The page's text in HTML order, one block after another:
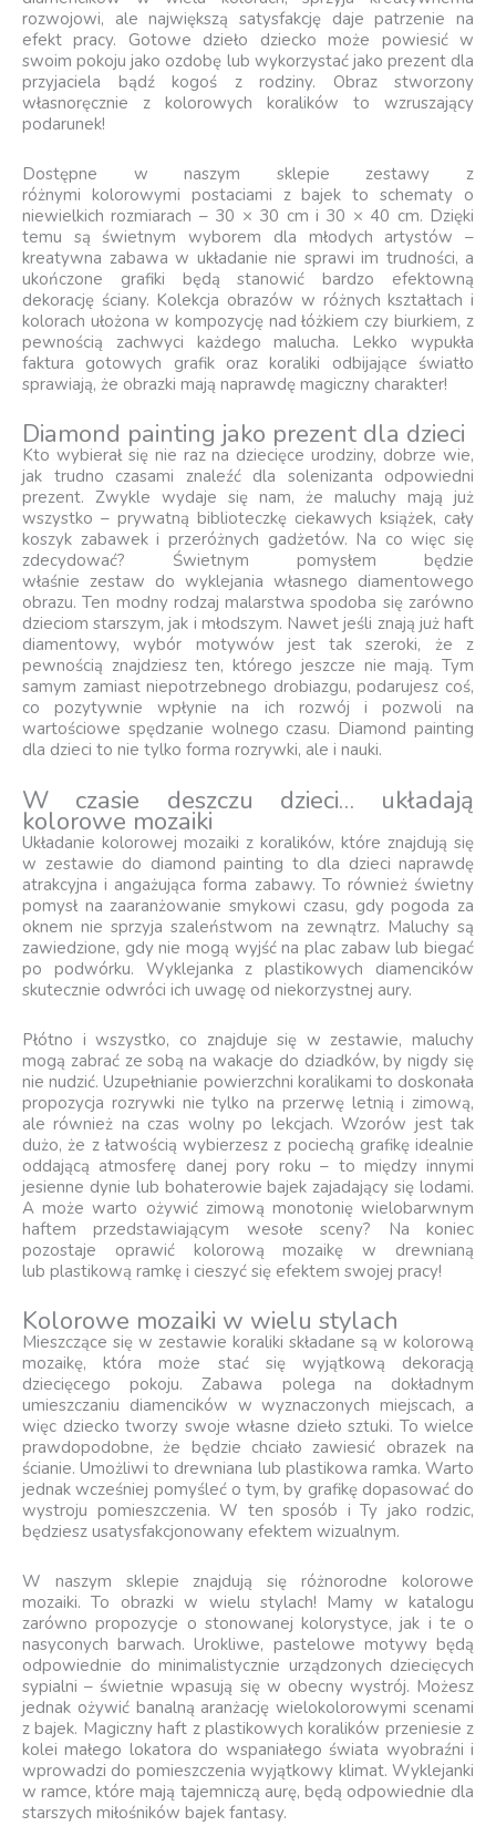
rozwojowi, ale największą satysfakcję daje patrzenie na
efekt pracy. Gotowe dzieło dziecko może powiesić w
swoim pokoju jako ozdobę lub wykorzystać jako prezent dla
przyjaciela bądź kogoś z rodziny. Obraz stworzony
własnoręcznie z kolorowych koralików to wzruszający
podarunek!
Dostępne w naszym sklepie zestawy z
różnymi kolorowymi postaciami z bajek to schematy o
niewielkich rozmiarach – 30 × 30 cm i 30 × 40 cm. Dzięki
temu są świetnym wyborem dla młodych artystów –
kreatywna zabawa w układanie nie sprawi im trudności, a
ukończone grafiki będą stanowić bardzo efektowną
dekorację ściany. Kolekcja obrazów w różnych kształtach i
kolorach ułożona w kompozycję nad łóżkiem czy biurkiem, z
pewnością zachwyci każdego malucha. Lekko wypukła
faktura gotowych grafik oraz koraliki odbijające światło
sprawiają, że obrazki mają naprawdę magiczny charakter!
Diamond painting jako prezent dla dzieci
Kto wybierał się nie raz na dziecięce urodziny, dobrze wie,
jak trudno czasami znaleźć dla solenizanta odpowiedni
prezent. Zwykle wydaje się nam, że maluchy mają już
wszystko – prywatną biblioteczkę ciekawych książek, cały
koszyk zabawek i przeróżnych gadżetów. Na co więc się
zdecydować? Świetnym pomysłem będzie
właśnie zestaw do wyklejania własnego diamentowego
obrazu. Ten modny rodzaj malarstwa spodoba się zarówno
dzieciom starszym, jak i młodszym. Nawet jeśli znają już haft
diamentowy, wybór motywów jest tak szeroki, że z
pewnością znajdziesz ten, którego jeszcze nie mają. Tym
samym zamiast niepotrzebnego drobiazgu, podarujesz coś,
co pozytywnie wpłynie na ich rozwój i pozwoli na
wartościowe spędzanie wolnego czasu. Diamond painting
dla dzieci to nie tylko forma rozrywki, ale i nauki.
W czasie deszczu dzieci… układają
kolorowe mozaiki
Układanie kolorowej mozaiki z koralików, które znajdują się
w zestawie do diamond painting to dla dzieci naprawdę
atrakcyjna i angażująca forma zabawy. To również świetny
pomysł na zaaranżowanie smykowi czasu, gdy pogoda za
oknem nie sprzyja szaleństwom na zewnątrz. Maluchy są
zawiedzione, gdy nie mogą wyjść na plac zabaw lub biegać
po podwórku. Wyklejanka z plastikowych diamencików
skutecznie odwróci ich uwagę od niekorzystnej aury.
Płótno i wszystko, co znajduje się w zestawie, maluchy
mogą zabrać ze sobą na wakacje do dziadków, by nigdy się
nie nudzić. Uzupełnianie powierzchni koralikami to doskonała
propozycja rozrywki nie tylko na przerwę letnią i zimową,
ale również na czas wolny po lekcjach. Wzorów jest tak
dużo, że z łatwością wybierzesz z pociechą grafikę idealnie
oddającą atmosferę danej pory roku – to między innymi
jesienne dynie lub bohaterowie bajek zajadający się lodami.
A może warto ożywić zimową monotonię wielobarwnym
haftem przedstawiającym wesołe sceny? Na koniec
pozostaje oprawić kolorową mozaikę w drewnianą
lub plastikową ramkę i cieszyć się efektem swojej pracy!
Kolorowe mozaiki w wielu stylach
Mieszczące się w zestawie koraliki składane są w kolorową
mozaikę, która może stać się wyjątkową dekoracją
dziecięcego pokoju. Zabawa polega na dokładnym
umieszczaniu diamencików w wyznaczonych miejscach, a
więc dziecko tworzy swoje własne dzieło sztuki. To wielce
prawdopodobne, że będzie chciało zawiesić obrazek na
ścianie. Umożliwi to drewniana lub plastikowa ramka. Warto
jednak wcześniej pomyśleć o tym, by grafikę dopasować do
wystroju pomieszczenia. W ten sposób i Ty jako rodzic,
będziesz usatysfakcjonowany efektem wizualnym.
W naszym sklepie znajdują się różnorodne kolorowe
mozaiki. To obrazki w wielu stylach! Mamy w katalogu
zarówno propozycje o stonowanej kolorystyce, jak i te o
nasyconych barwach. Urokliwe, pastelowe motywy będą
odpowiednie do minimalistycznie urządzonych dziecięcych
sypialni – świetnie wpasują się w obecny wystrój. Możesz
jednak ożywić banalną aranżację wielokolorowymi scenami
z bajek. Magiczny haft z plastikowych koralików przeniesie z
kolei małego lokatora do wspaniałego świata wyobraźni i
wprowadzi do pomieszczenia wyjątkowy klimat. Wyklejanki
w ramce, które mają tajemniczą aurę, będą odpowiednie dla
starszych miłośników bajek fantasy.